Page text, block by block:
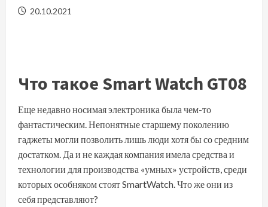
20.10.2021
Что такое Smart Watch GT08
Еще недавно носимая электроника была чем-то
фантастическим. Непонятные старшему поколению
гаджеты могли позволить лишь люди хотя бы со средним
достатком. Да и не каждая компания имела средства и
технологии для производства «умных» устройств, среди
которых особняком стоят SmartWatch. Что же они из
себя представляют?